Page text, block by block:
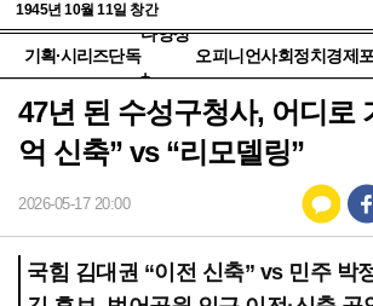
1945년 10월 11일 창간
기획·시리즈단독
다양성
+
오피니언사회정치 경제
47년 된 수성구청사, 어디로
억 신축” vs “리모델링”
2026-05-17 20:00
국힘 김대권 “이전 신축” vs 민주 박